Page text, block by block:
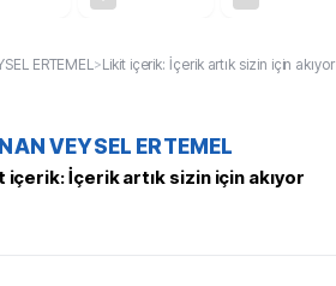
ERTEMEL>Likit içerik: İçerik artık sizin için akıyor
VEYSEL ERTEMEL
içerik: İçerik artık sizin için akıyor